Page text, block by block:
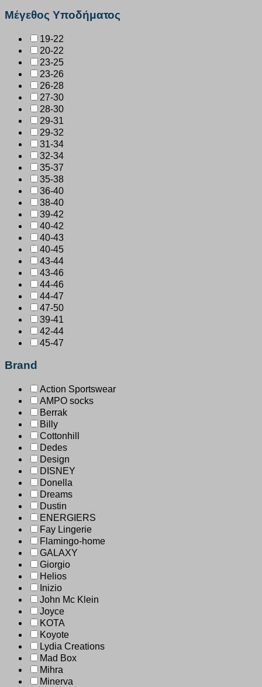
Μέγεθος Υποδήματος
19-22
20-22
23-25
23-26
26-28
27-30
28-30
29-31
29-32
31-34
32-34
35-37
35-38
36-40
38-40
39-42
40-42
40-43
40-45
43-44
43-46
44-46
44-47
47-50
39-41
42-44
45-47
Brand
Action Sportswear
AMPO socks
Berrak
Billy
Cottonhill
Dedes
Design
DISNEY
Donella
Dreams
Dustin
ENERGIERS
Fay Lingerie
Flamingo-home
GALAXY
Giorgio
Helios
Inizio
John Mc Klein
Joyce
KOTA
Koyote
Lydia Creations
Mad Box
Mihra
Minerva